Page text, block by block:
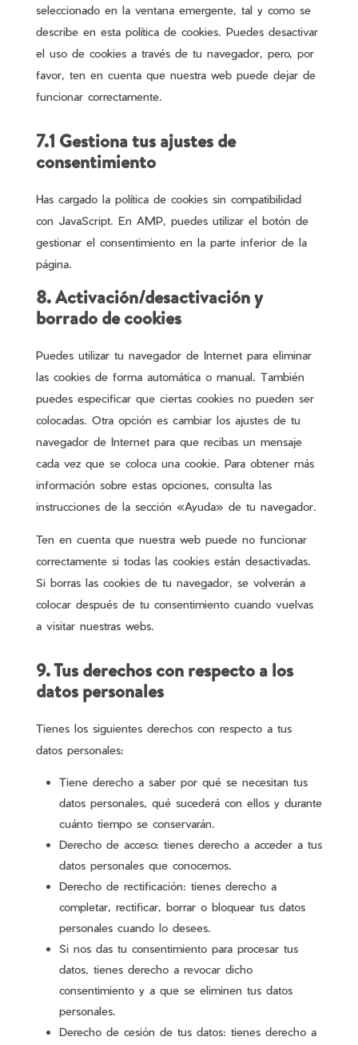
seleccionado en la ventana emergente, tal y como se
describe en esta política de cookies. Puedes desactivar
el uso de cookies a través de tu navegador, pero, por
favor, ten en cuenta que nuestra web puede dejar de
funcionar correctamente.
7.1 Gestiona tus ajustes de
consentimiento
Has cargado la política de cookies sin compatibilidad
con JavaScript. En AMP, puedes utilizar el botón de
gestionar el consentimiento en la parte inferior de la
página.
8. Activación/desactivación y
borrado de cookies
Puedes utilizar tu navegador de Internet para eliminar
las cookies de forma automática o manual. También
puedes especificar que ciertas cookies no pueden ser
colocadas. Otra opción es cambiar los ajustes de tu
navegador de Internet para que recibas un mensaje
cada vez que se coloca una cookie. Para obtener más
información sobre estas opciones, consulta las
instrucciones de la sección «Ayuda» de tu navegador.
Ten en cuenta que nuestra web puede no funcionar
correctamente si todas las cookies están desactivadas.
Si borras las cookies de tu navegador, se volverán a
colocar después de tu consentimiento cuando vuelvas
a visitar nuestras webs.
9. Tus derechos con respecto a los
datos personales
Tienes los siguientes derechos con respecto a tus
datos personales:
Tiene derecho a saber por qué se necesitan tus
datos personales, qué sucederá con ellos y durante
cuánto tiempo se conservarán.
Derecho de acceso: tienes derecho a acceder a tus
datos personales que conocemos.
Derecho de rectificación: tienes derecho a
completar, rectificar, borrar o bloquear tus datos
personales cuando lo desees.
Si nos das tu consentimiento para procesar tus
datos, tienes derecho a revocar dicho
consentimiento y a que se eliminen tus datos
personales.
Derecho de cesión de tus datos: tienes derecho a